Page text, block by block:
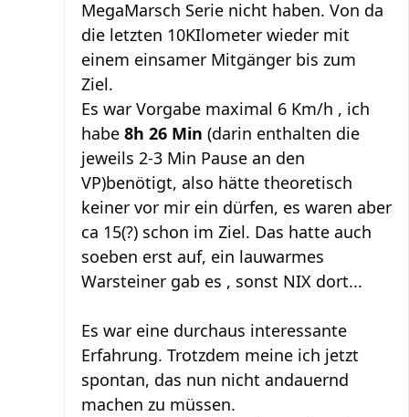
MegaMarsch Serie nicht haben. Von da
die letzten 10KIlometer wieder mit
einem einsamer Mitgänger bis zum
Ziel.
Es war Vorgabe maximal 6 Km/h , ich
habe 8h 26 Min (darin enthalten die
jeweils 2-3 Min Pause an den
VP)benötigt, also hätte theoretisch
keiner vor mir ein dürfen, es waren aber
ca 15(?) schon im Ziel. Das hatte auch
soeben erst auf, ein lauwarmes
Warsteiner gab es , sonst NIX dort...
Es war eine durchaus interessante
Erfahrung. Trotzdem meine ich jetzt
spontan, das nun nicht andauernd
machen zu müssen.